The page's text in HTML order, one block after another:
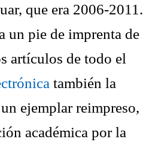
que era 2006-2011.
un pie de imprenta de
artículos de todo el
también la
ejemplar reimpreso,
académica por la